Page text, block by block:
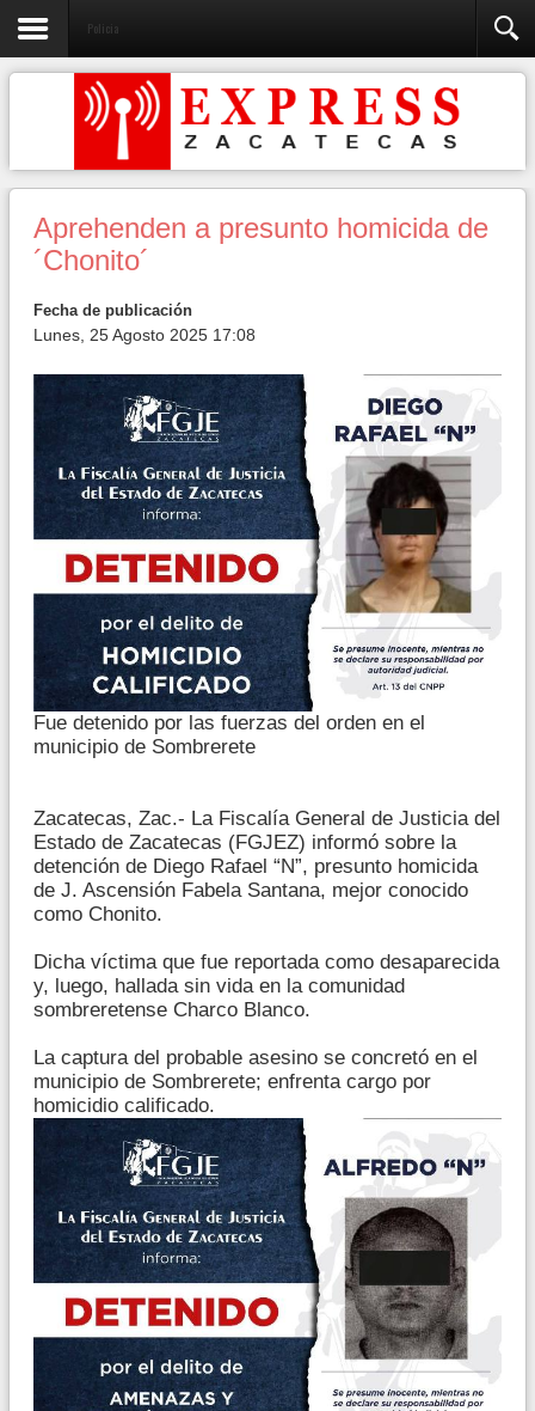
Policia
Aprehenden a presunto homicida de
´Chonito´
Fecha de publicación
Lunes, 25 Agosto 2025 17:08
Fue detenido por las fuerzas del orden en el
municipio de Sombrerete
Zacatecas, Zac.- La Fiscalía General de Justicia del
Estado de Zacatecas (FGJEZ) informó sobre la
detención de Diego Rafael “N”, presunto homicida
de J. Ascensión Fabela Santana, mejor conocido
como Chonito.
Dicha víctima que fue reportada como desaparecida
y, luego, hallada sin vida en la comunidad
sombreretense Charco Blanco.
La captura del probable asesino se concretó en el
municipio de Sombrerete; enfrenta cargo por
homicidio calificado.